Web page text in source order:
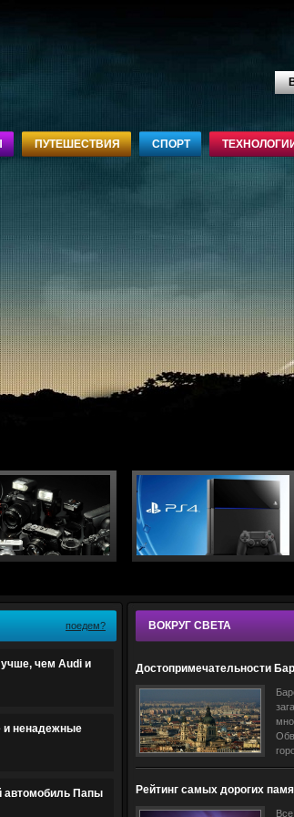
ПУТЕШЕСТВИЯ СПОРТ
поедем?
чем Audi и
ненадежные
автомобиль Папы
ВОКРУГ СВЕТА
Достопримечательности
Рейтинг самых дорогих